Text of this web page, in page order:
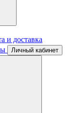
и доставка
Личный кабинет